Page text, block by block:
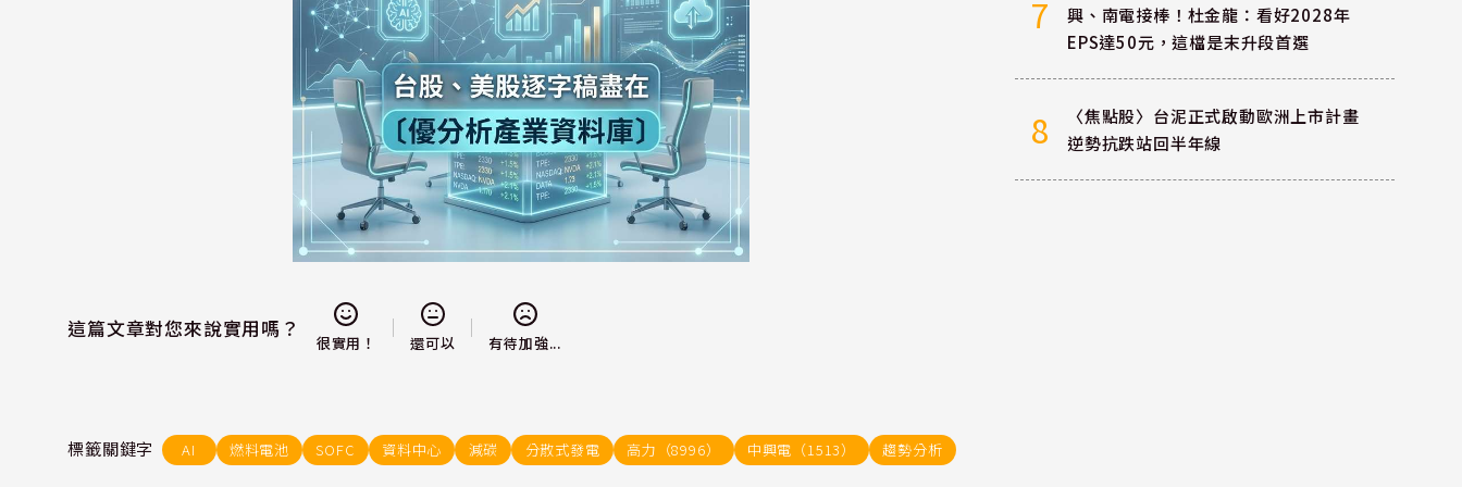
這篇文章對您來說實用嗎？
很實用！ 還可以 有待加強...
標籤關鍵字 AI 燃料電池 SOFC 資料中心 減碳 分散式發電 高力（8996） 中興電（1513） 趨勢分析
7
興、南電接棒！杜金龍：看好2028年
EPS達50元，這檔是末升段首選
8
〈焦點股〉台泥正式啟動歐洲上市計畫
逆勢抗跌站回半年線